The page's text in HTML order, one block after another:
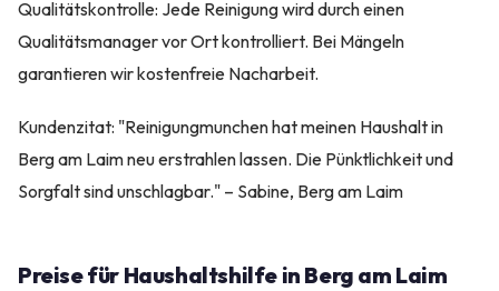
Qualitätskontrolle: Jede Reinigung wird durch einen
Qualitätsmanager vor Ort kontrolliert. Bei Mängeln
garantieren wir kostenfreie Nacharbeit.
Kundenzitat: "Reinigungmunchen hat meinen Haushalt in
Berg am Laim neu erstrahlen lassen. Die Pünktlichkeit und
Sorgfalt sind unschlagbar." – Sabine, Berg am Laim
Preise für Haushaltshilfe in Berg am Laim